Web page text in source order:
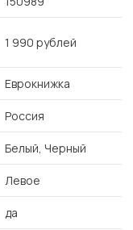
1 990 рублей
Еврокнижка
Россия
Белый, Черный
Левое
да